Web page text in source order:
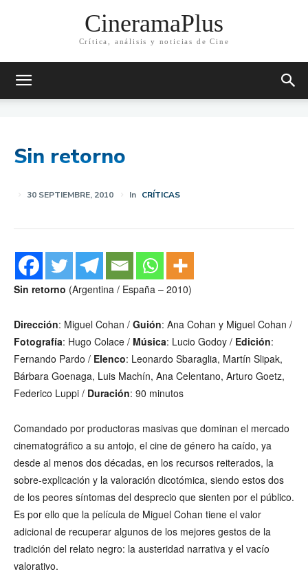
CineramaPlus
Crítica, análisis y noticias de Cine
Sin retorno
30 SEPTIEMBRE, 2010 In CRÍTICAS
Sin retorno (Argentina / España – 2010)
Dirección: Miguel Cohan / Guión: Ana Cohan y Miguel Cohan /
Fotografía: Hugo Colace / Música: Lucio Godoy / Edición:
Fernando Pardo / Elenco: Leonardo Sbaraglia, Martín Slipak,
Bárbara Goenaga, Luis Machín, Ana Celentano, Arturo Goetz,
Federico Luppi / Duración: 90 minutos
Comandado por productoras masivas que dominan el mercado
cinematográfico a su antojo, el cine de género ha caído, ya
desde al menos dos décadas, en los recursos reiterados, la
sobre-explicación y la valoración dicotómica, siendo estos dos
de los peores síntomas del desprecio que sienten por el público.
Es por ello que la película de Miguel Cohan tiene el valor
adicional de recuperar algunos de los mejores gestos de la
tradición del relato negro: la austeridad narrativa y el vacío
valorativo.